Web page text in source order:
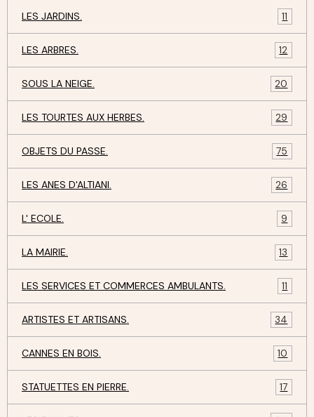
LES JARDINS. 11
LES ARBRES. 12
SOUS LA NEIGE. 20
LES TOURTES AUX HERBES. 29
OBJETS DU PASSE. 75
LES ANES D'ALTIANI. 26
L' ECOLE. 9
LA MAIRIE. 13
LES SERVICES ET COMMERCES AMBULANTS. 11
ARTISTES ET ARTISANS. 34
CANNES EN BOIS. 10
STATUETTES EN PIERRE. 17